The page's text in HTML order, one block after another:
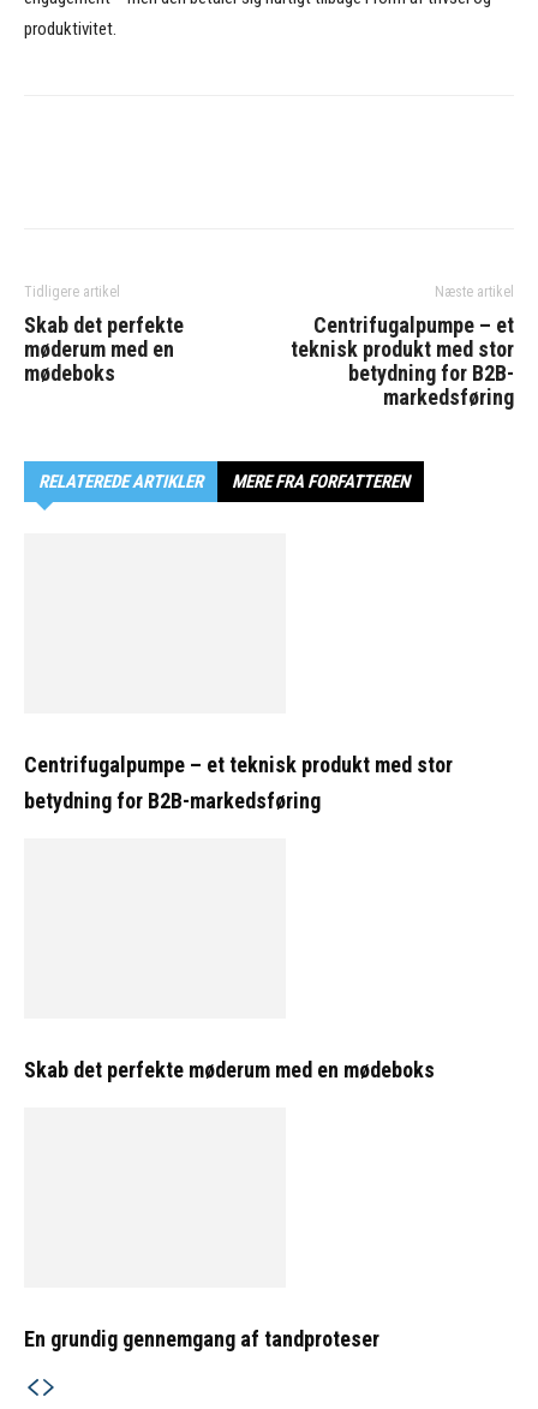
produktivitet.
Tidligere artikel
Skab det perfekte
møderum med en
mødeboks
Næste artikel
Centrifugalpumpe – et
teknisk produkt med stor
betydning for B2B-
markedsføring
RELATEREDE ARTIKLER MERE FRA FORFATTEREN
Centrifugalpumpe – et teknisk produkt med stor
betydning for B2B-markedsføring
Skab det perfekte møderum med en mødeboks
En grundig gennemgang af tandproteser